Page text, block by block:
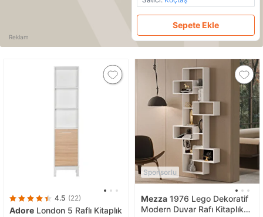
Reklam
Sepete Ekle
4.5 (22)
Adore London 5 Raflı Kitaplık
Sponsorlu
Mezza 1976 Lego Dekoratif
Modern Duvar Rafı Kitaplık